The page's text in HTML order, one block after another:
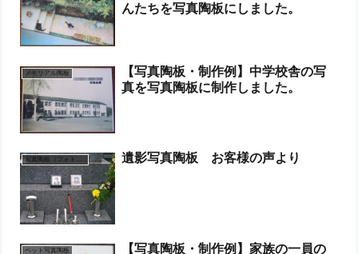
んたちを写真陶板にしました。
メモリアル陶板
【写真陶板・制作例】中学校舎の写
真を写真陶板に制作しました。
写真陶板（フォトセラミックス） 遺影写真陶板 お客様の声より
ペット写真陶板
【写真陶板・制作例】家族の一員の